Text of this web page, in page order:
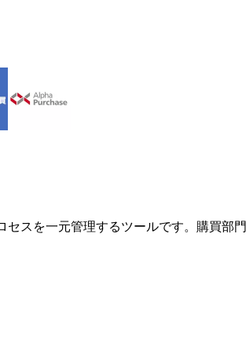
スを一元管理するツールです。購買部門